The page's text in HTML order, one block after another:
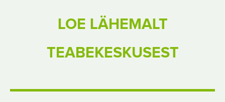
LOE LÄHEMALT
TEABEKESKUSEST